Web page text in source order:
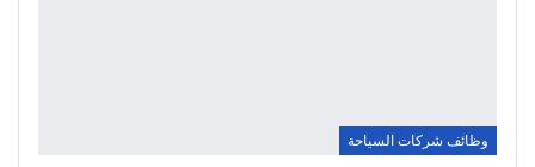
وظائف شركات السياحة